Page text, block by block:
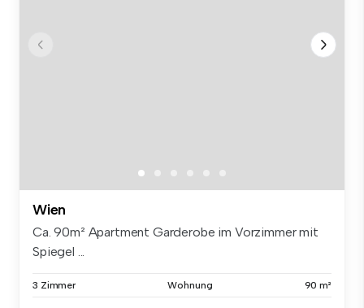
Wien
Ca. 90m² Apartment Garderobe im Vorzimmer mit
Spiegel ...
3 Zimmer Wohnung 90 m²